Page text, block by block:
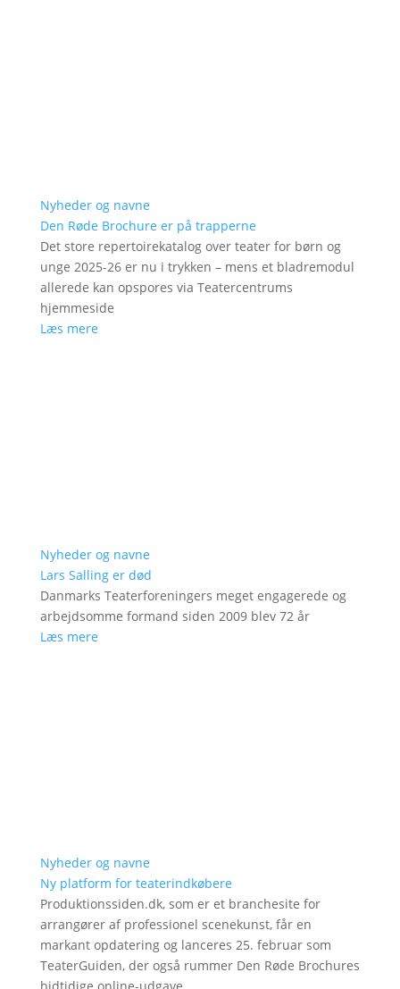
Nyheder og navne
Den Røde Brochure er på trapperne
Det store repertoirekatalog over teater for børn og
unge 2025-26 er nu i trykken – mens et bladremodul
allerede kan opspores via Teatercentrums
hjemmeside
Læs mere
Nyheder og navne
Lars Salling er død
Danmarks Teaterforeningers meget engagerede og
arbejdsomme formand siden 2009 blev 72 år
Læs mere
Nyheder og navne
Ny platform for teaterindkøbere
Produktionssiden.dk, som er et branchesite for
arrangører af professionel scenekunst, får en
markant opdatering og lanceres 25. februar som
TeaterGuiden, der også rummer Den Røde Brochures